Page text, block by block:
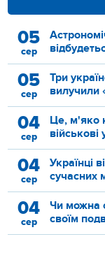
05
сер
05
сер
Три
вилучили
04
сер
Це, м'яко
військові
04
сер
Українці
сучасних
04
сер
Чи можна
своїм